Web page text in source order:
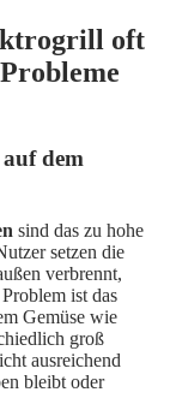
oft
dem
sind das zu hohe
setzen die
verbrennt,
ist das
Gemüse wie
groß
ausreichend
bleibt oder